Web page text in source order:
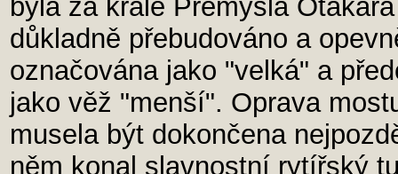
byla za krále Přemysla
důkladně přebudováno a
označována jako "velká" a
jako věž "menší". Oprava
musela být dokončena
něm konal slavnostní rytířský